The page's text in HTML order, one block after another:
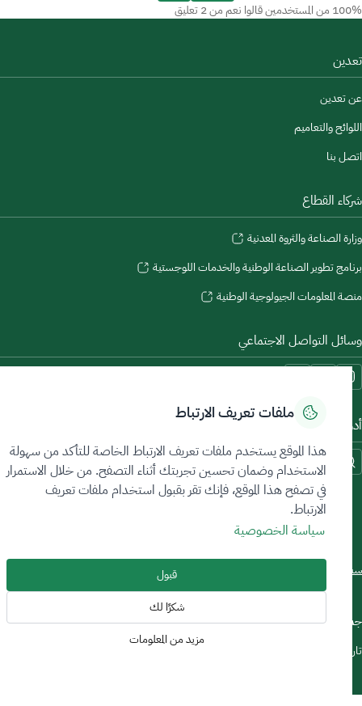
قالوا نعم من 2 تعليق
تعدين
والتعاميم
بنا
القطاع
الصناعة والثروة المعدنية
تطوير الصناعة الوطنية والخدمات اللوجستية
المعلومات الجيولوجية الوطنية
التواصل الاجتماعي
الاتاحة والوصول
Sitemap
الخصوصية آلية تلقي الشكاوى وتصعيدها
الحقوق محفوظة © 2026 تعدين.
أخر تعديل: 17/03/2026
ملفات تعريف الارتباط
هذا الموقع يستخدم ملفات تعريف الارتباط الخاصة للتأكد من سهولة
الاستخدام وضمان تحسين تجربتك أثناء التصفح. من خلال الاستمرار
في تصفح هذا الموقع، فإنك تقر بقبول استخدام ملفات تعريف
الارتباط.
سياسة الخصوصية
قبول
شكرًا لك
مزيد من المعلومات